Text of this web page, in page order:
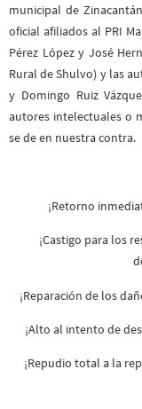
municipal de
oficial afiliados al PRI
Pérez López y José
Rural de Shulvo) y las
y Domingo Ruiz
autores intelectuales o
se de en nuestra contra.
¡Retorno
¡Castigo para los
¡Reparación de los
¡Alto al intento de
¡Repudio total a la